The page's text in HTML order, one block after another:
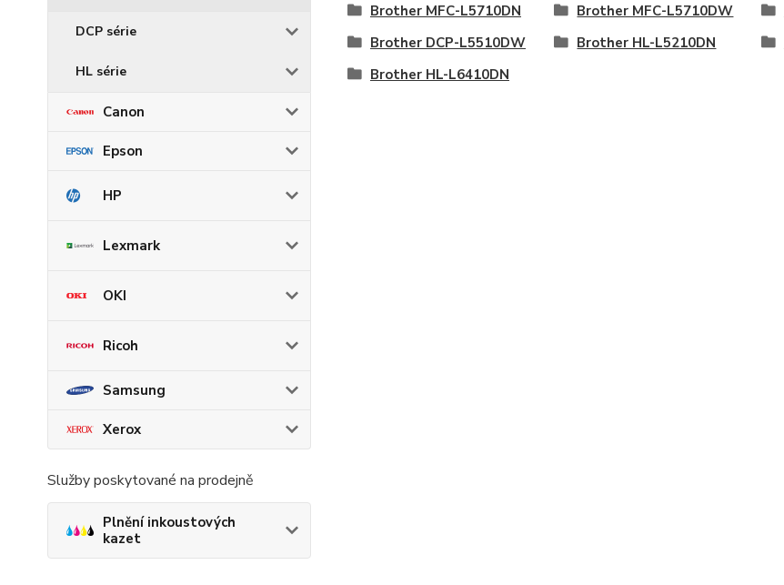
DCP série
HL série
Canon
Epson
HP
Lexmark
OKI
Ricoh
Samsung
Xerox
Služby poskytované na prodejně
Plnění inkoustových
kazet
Brother MFC-L5710DN Brother MFC-L5710DW
Brother DCP-L5510DW
Brother HL-L5210DN
Brother HL-L6410DN